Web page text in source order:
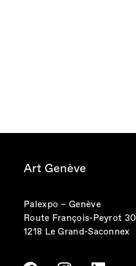
Art Genève
Palexpo – Genève
Route François-Peyrot 30
1218 Le Grand-Saconnex
F I L